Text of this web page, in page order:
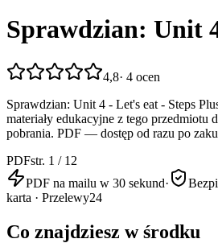
Sprawdzian: Unit
4,8· 4 ocen
Sprawdzian: Unit 4 - Let's eat - Steps
materiały edukacyjne z tego przedmiotu
pobrania. PDF — dostęp od razu po
PDFstr. 1 / 12
PDF na mailu w 30 sekund·
karta · Przelewy24
Co znajdziesz w środku